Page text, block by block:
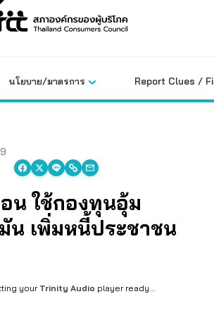
นโยบาย/มาตรการ Report Clues /
น ใช้กองทุนอุ้ม
น เพิ่มหนี้ประชาชน
your Trinity Audio player ready...